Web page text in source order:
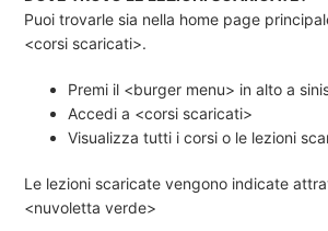
Puoi trovarle sia nella home page
<corsi scaricati>.
Premi il <burger menu> in alto a
Accedi a <corsi scaricati>
Visualizza tutti i corsi o le lezioni
Le lezioni scaricate vengono indicate
<nuvoletta verde>